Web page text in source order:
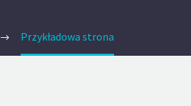
Przykładowa strona